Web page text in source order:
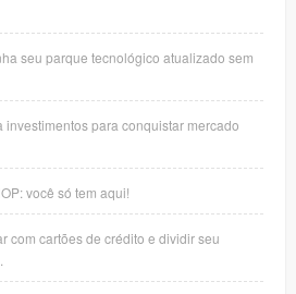
seu parque tecnológico atualizado sem
investimentos para conquistar mercado
você só tem aqui!
com cartões de crédito e dividir seu